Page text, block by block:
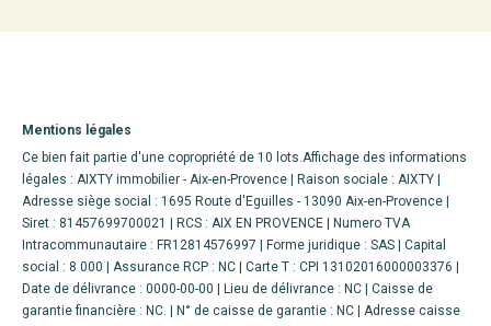
Mentions légales
Ce bien fait partie d'une copropriété de 10 lots.Affichage des informations
légales : AIXTY immobilier - Aix-en-Provence | Raison sociale : AIXTY |
Adresse siège social : 1695 Route d'Eguilles - 13090 Aix-en-Provence |
Siret : 81457699700021 | RCS : AIX EN PROVENCE | Numero TVA
Intracommunautaire : FR12814576997 | Forme juridique : SAS | Capital
social : 8 000 | Assurance RCP : NC | Carte T : CPI 13102016000003376 |
Date de délivrance : 0000-00-00 | Lieu de délivrance : NC | Caisse de
garantie financière : NC. | N° de caisse de garantie : NC | Adresse caisse